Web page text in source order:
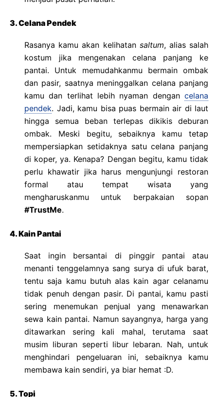
3. Celana Pendek
Rasanya kamu akan kelihatan saltum, alias salah
kostum jika mengenakan celana panjang ke
pantai. Untuk memudahkanmu bermain ombak
dan pasir, saatnya meninggalkan celana panjang
kamu dan terlihat lebih nyaman dengan celana
pendek. Jadi, kamu bisa puas bermain air di laut
hingga semua beban terlepas dikikis deburan
ombak. Meski begitu, sebaiknya kamu tetap
mempersiapkan setidaknya satu celana panjang
di koper, ya. Kenapa? Dengan begitu, kamu tidak
perlu khawatir jika harus mengunjungi restoran
formal atau tempat wisata yang
mengharuskanmu untuk berpakaian sopan
#TrustMe.
4. Kain Pantai
Saat ingin bersantai di pinggir pantai atau
menanti tenggelamnya sang surya di ufuk barat,
tentu saja kamu butuh alas kain agar celanamu
tidak penuh dengan pasir. Di pantai, kamu pasti
sering menemukan penjual yang menawarkan
sewa kain pantai. Namun sayangnya, harga yang
ditawarkan sering kali mahal, terutama saat
musim liburan seperti libur lebaran. Nah, untuk
menghindari pengeluaran ini, sebaiknya kamu
membawa kain sendiri, ya biar hemat :D.
5. Topi